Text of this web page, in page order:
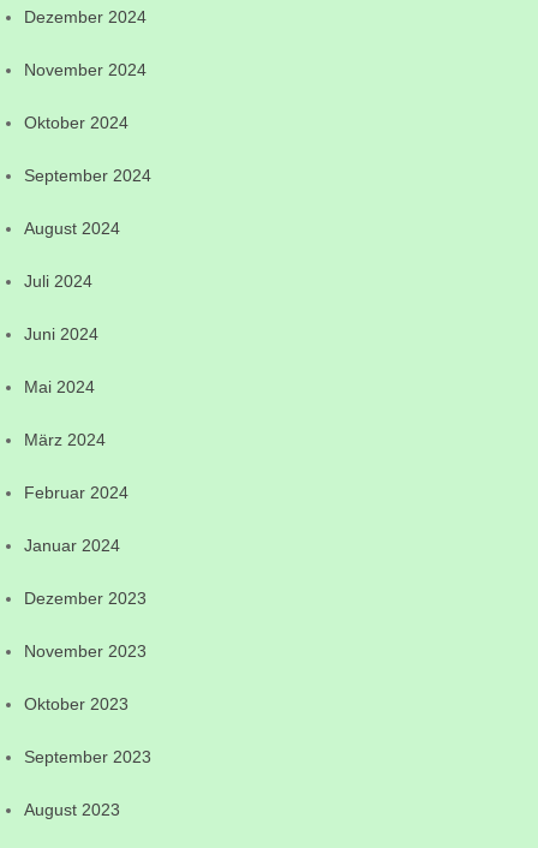
Dezember 2024
November 2024
Oktober 2024
September 2024
August 2024
Juli 2024
Juni 2024
Mai 2024
März 2024
Februar 2024
Januar 2024
Dezember 2023
November 2023
Oktober 2023
September 2023
August 2023